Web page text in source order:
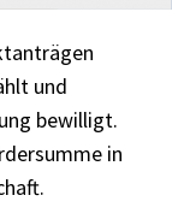
und
bewilligt.
in